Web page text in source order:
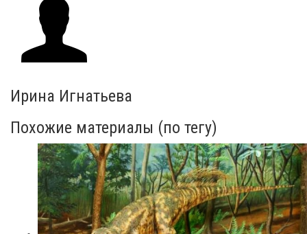
Ирина Игнатьева
Похожие материалы (по тегу)